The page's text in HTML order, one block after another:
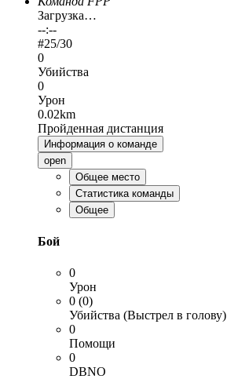
Загрузка…
--:--
#25/30
0
Убийства
0
Урон
0.02km
Пройденная дистанция
Информация о команде
open
Общее место
Статистика команды
Общее
Бой
0
Урон
0 (0)
Убийства (Выстрел в голову)
0
Помощи
0
DBNO